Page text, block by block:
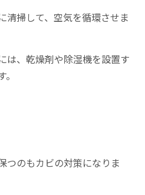
清掃して、空気を循環させま
は、乾燥剤や除湿機を設置す
つのもカビの対策になりま